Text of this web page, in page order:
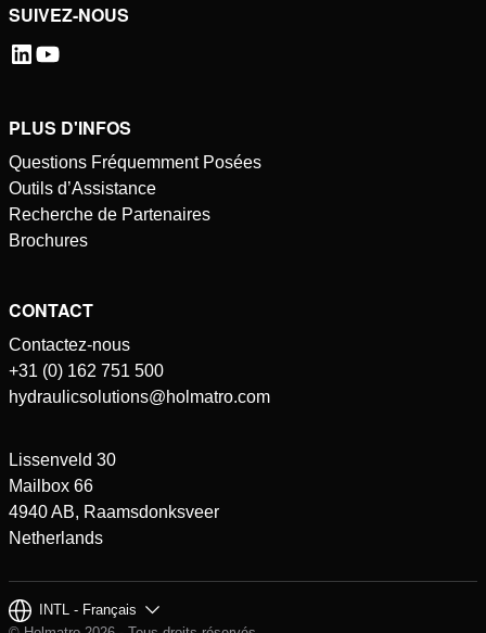
SUIVEZ-NOUS
PLUS D'INFOS
Questions Fréquemment Posées
Outils d’Assistance
Recherche de Partenaires
Brochures
CONTACT
Contactez-nous
+31 (0) 162 751 500
hydraulicsolutions@holmatro.com
Lissenveld 30
Mailbox 66
4940 AB, Raamsdonksveer
Netherlands
INTL - Français